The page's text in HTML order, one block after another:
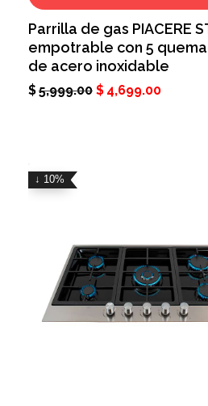
Parrilla de gas PIACERE
empotrable con 5
de acero inoxidable
$5,999.00 $ 4,699.00
↓ 10%